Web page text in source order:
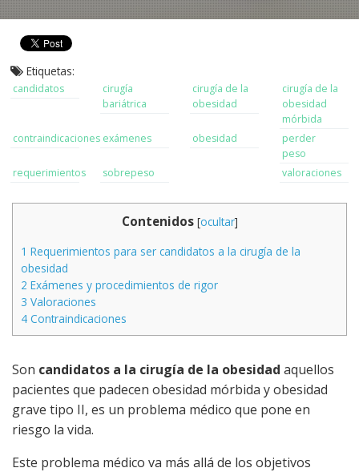
Etiquetas:
candidatos
cirugía
bariátrica
cirugía de la
obesidad
cirugía de la
obesidad
mórbida
contraindicaciones exámenes obesidad
perder
peso
requerimientos
sobrepeso valoraciones
Contenidos [ocultar]
1 Requerimientos para ser candidatos a la cirugía de la
obesidad
2 Exámenes y procedimientos de rigor
3 Valoraciones
4 Contraindicaciones
Son candidatos a la cirugía de la obesidad aquellos
pacientes que padecen obesidad mórbida y obesidad
grave tipo II, es un problema médico que pone en
riesgo la vida.
Este problema médico va más allá de los objetivos